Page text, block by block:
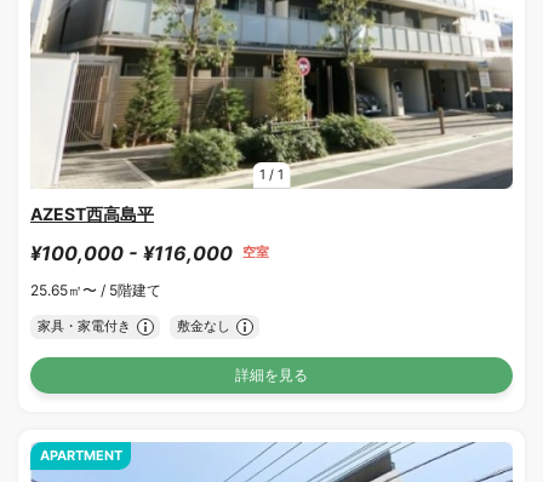
1 / 1
AZEST西高島平
¥100,000 - ¥116,000 空室
25.65㎡〜 / 5階建て
家具・家電付き 敷金なし
詳細を見る
APARTMENT